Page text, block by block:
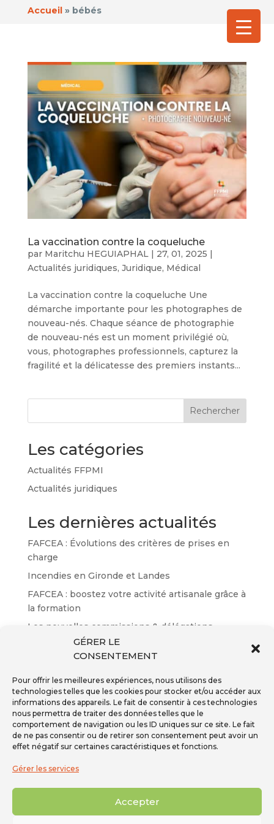
GÉRER LE
CONSENTEMENT
Pour offrir les meilleures expériences, nous utilisons des
technologies telles que les cookies pour stocker et/ou accéder aux
informations des appareils. Le fait de consentir à ces technologies
nous permettra de traiter des données telles que le
comportement de navigation ou les ID uniques sur ce site. Le fait
de ne pas consentir ou de retirer son consentement peut avoir un
effet négatif sur certaines caractéristiques et fonctions.
Gérer les services
Accepter
Accueil» bébés
La vaccination contre la coqueluche
par Maritchu HEGUIAPHAL| 27, 01, 2025 |
Actualités juridiques, Juridique, Médical
La vaccination contre la coqueluche Une
démarche importante pour les photographes de
nouveau-nés. Chaque séance de photographie
de nouveau-nés est un moment privilégié où,
vous, photographes professionnels, capturez la
fragilité et la délicatesse des premiers instants...
Rechercher
Les catégories
Actualités FFPMI
Actualités juridiques
Les dernières actualités
FAFCEA : Évolutions des critères de prises en
charge
Incendies en Gironde et Landes
FAFCEA : boostez votre activité artisanale grâce à
la formation
Les nouvelles commissions & délégations
Résultats des certifications EP n°65
Inscription à la newsletter
Téléphone - 01 59 08 04 04
Mail -secretariat@ffpmi.eu
Tous droits réservés 2026 © FFPMI